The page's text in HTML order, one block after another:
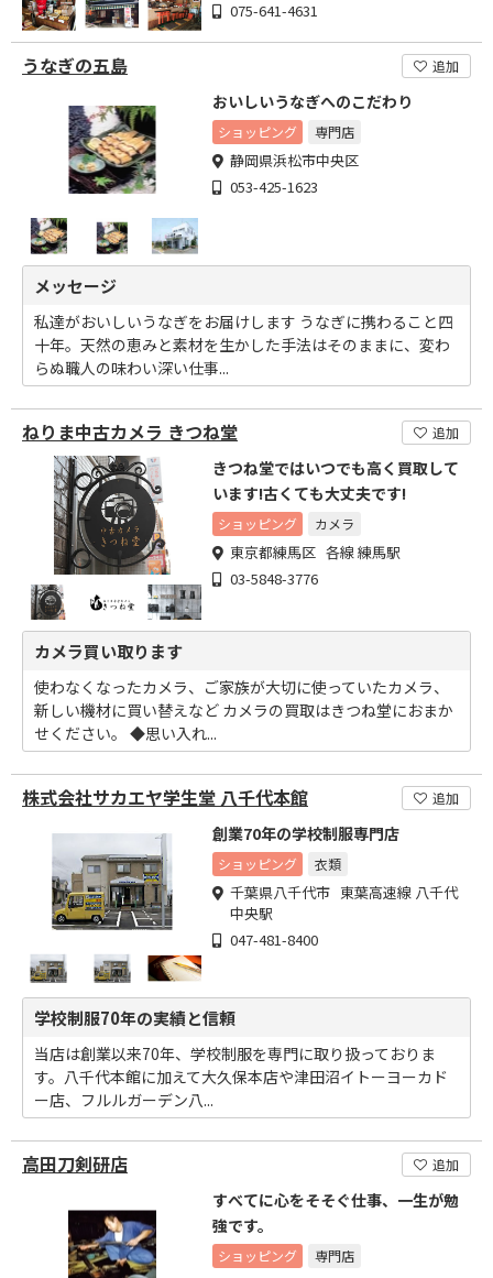
075-641-4631
うなぎの五島 追加
おいしいうなぎへのこだわり
ショッピング 専門店
静岡県浜松市中央区
053-425-1623
メッセージ
私達がおいしいうなぎをお届けします うなぎに携わること四
十年。天然の恵みと素材を生かした手法はそのままに、変わ
らぬ職人の味わい深い仕事...
ねりま中古カメラ きつね堂 追加
きつね堂ではいつでも高く買取して
います!古くても大丈夫です!
ショッピング カメラ
東京都練馬区 各線 練馬駅
03-5848-3776
カメラ買い取ります
使わなくなったカメラ、ご家族が大切に使っていたカメラ、
新しい機材に買い替えなど カメラの買取はきつね堂におまか
せください。 ◆思い入れ...
株式会社サカエヤ学生堂 八千代本館 追加
創業70年の学校制服専門店
ショッピング 衣類
千葉県八千代市 東葉高速線 八千代
中央駅
047-481-8400
学校制服70年の実績と信頼
当店は創業以来70年、学校制服を専門に取り扱っておりま
す。八千代本館に加えて大久保本店や津田沼イトーヨーカド
ー店、フルルガーデン八...
高田刀剣研店 追加
すべてに心をそそぐ仕事、一生が勉
強です。
ショッピング 専門店